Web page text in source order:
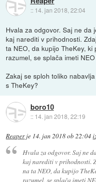
:: 14. jan 2018, 22:04
Hvala za odgovor. Saj ne da
kaj narediti v prihodnosti.
ta NEO, da kupijo TheKey,
razumel, se splača imeti
Zakaj se sploh toliko
s TheKey?
boro10
:: 14. jan 2018, 22:19
Reaperje 14. jan 2018 ob 22:04
Hvala za odgovor. Saj ne
kaj narediti v prihodnosti.
na ta NEO, da kupijo
razumel, se splača imeti